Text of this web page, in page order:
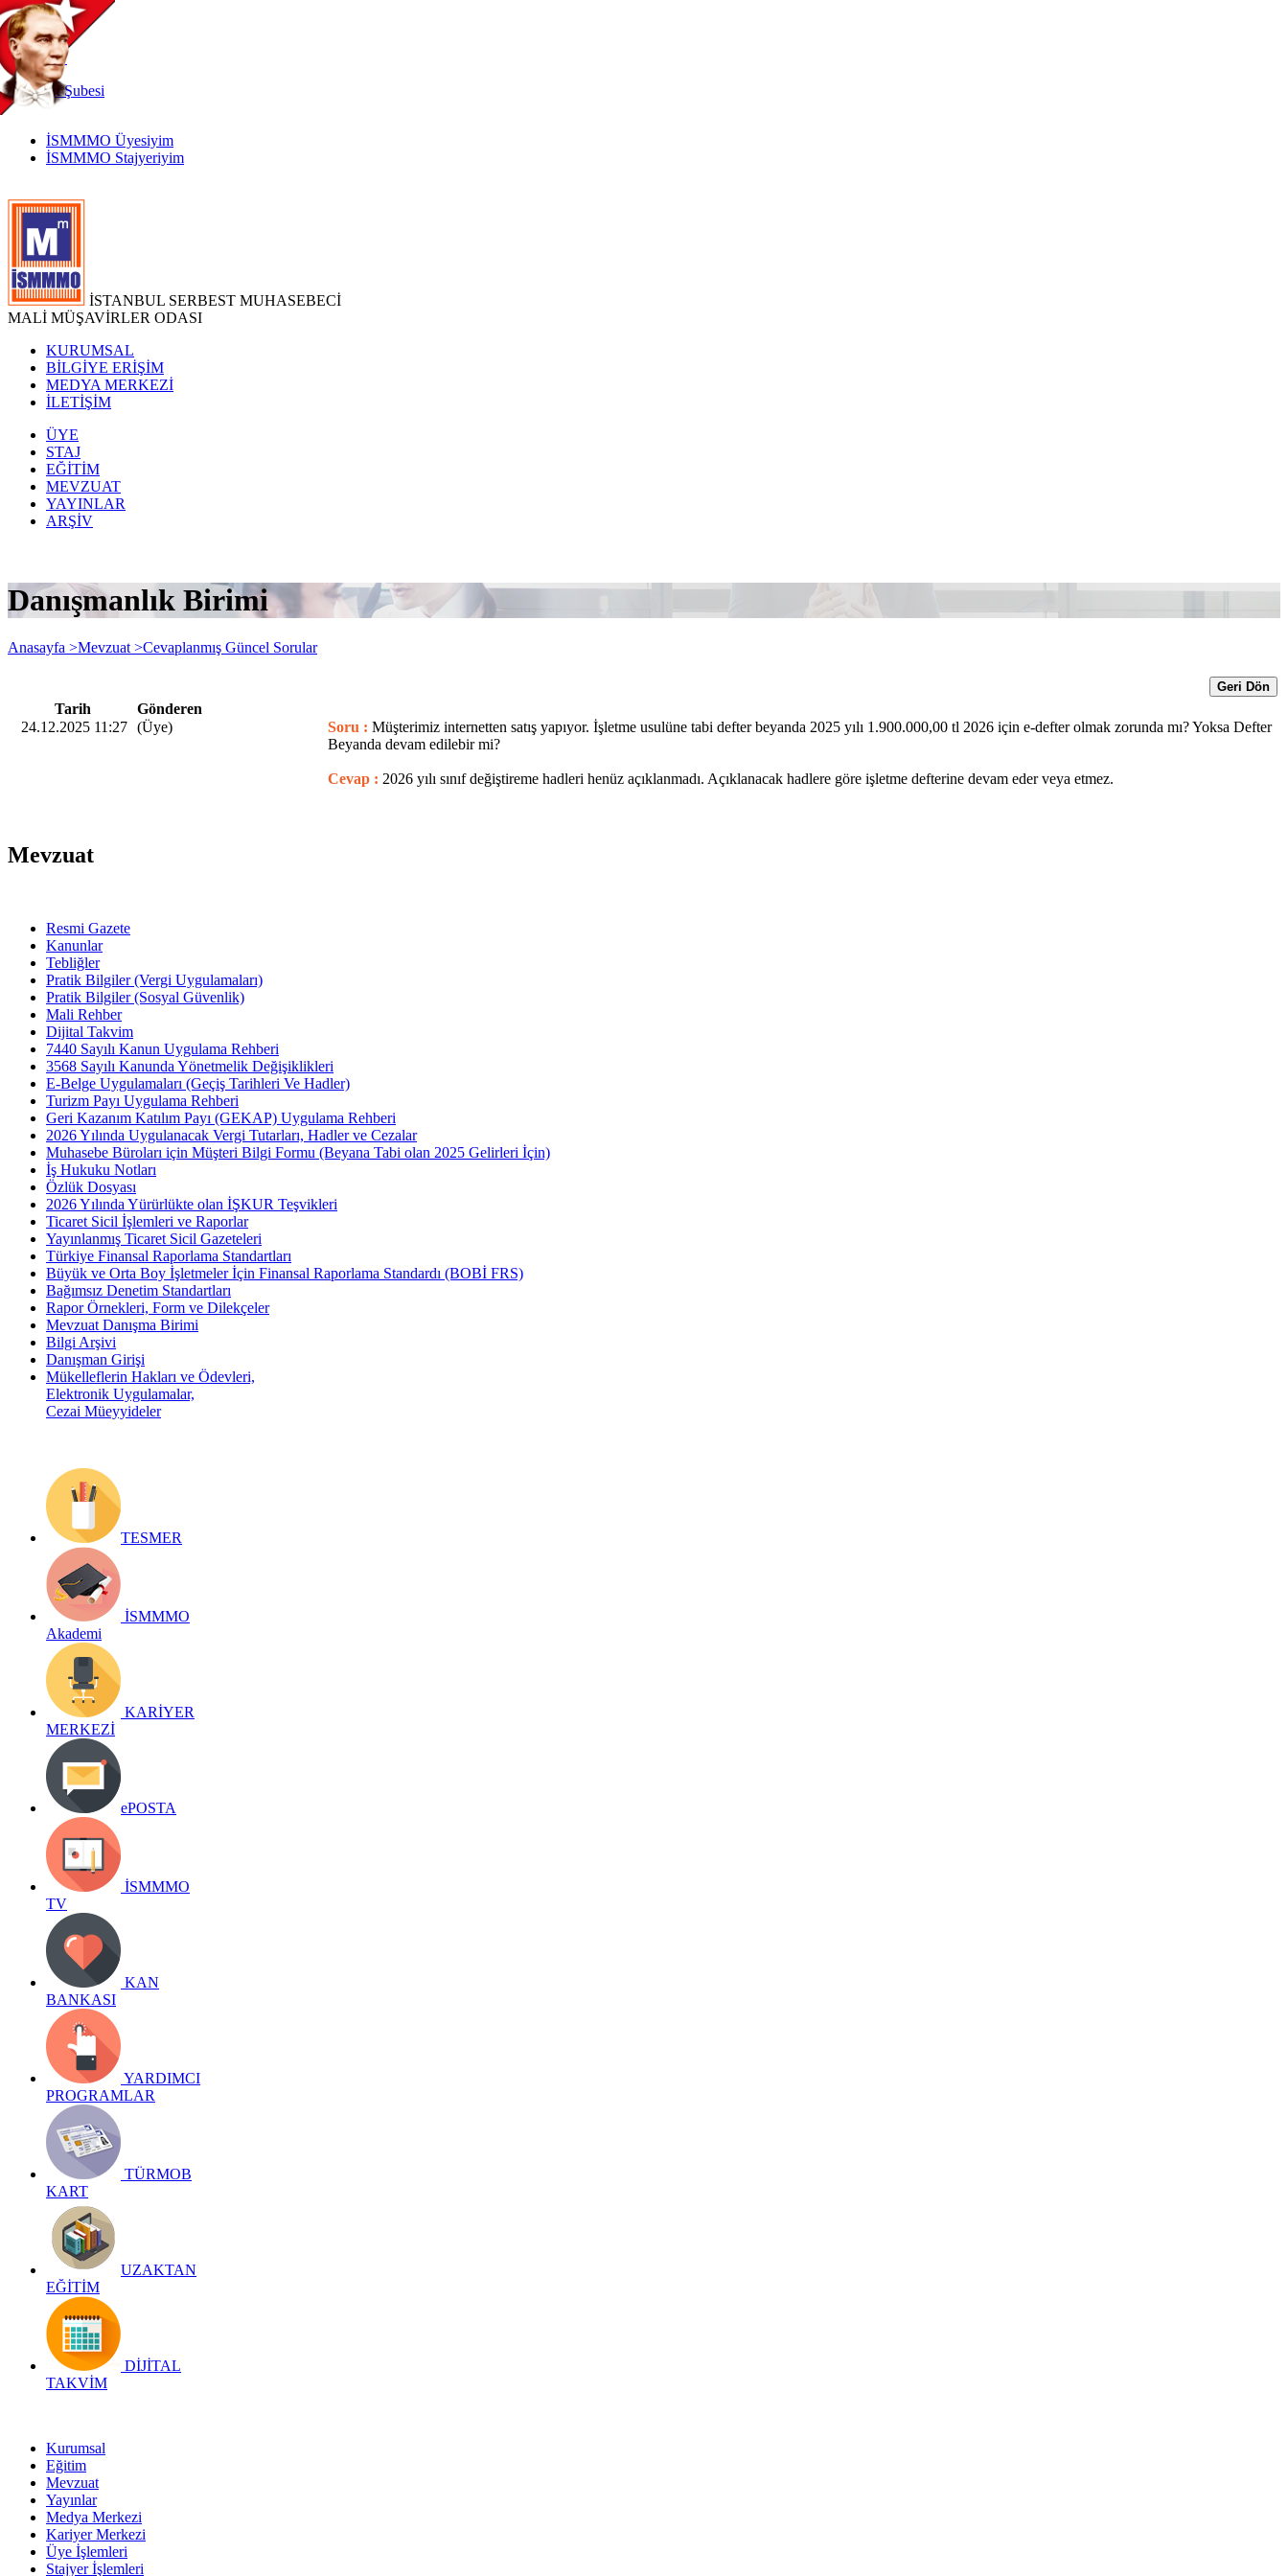
TR
|
EN
İnternetŞubesi
İSMMMO Üyesiyim
İSMMMO Stajyeriyim
İSTANBUL SERBEST MUHASEBECİ
MALİ MÜŞAVİRLER ODASI
KURUMSAL
BİLGİYE ERİŞİM
MEDYA MERKEZİ
İLETİŞİM
ÜYE
STAJ
EĞİTİM
MEVZUAT
YAYINLAR
ARŞİV
Danışmanlık Birimi
Anasayfa >Mevzuat >Cevaplanmış Güncel Sorular
Geri Dön
Tarih
Gönderen
24.12.2025 11:27 (Üye) Soru : Müşterimiz internetten satış yapıyor. İşletme usulüne tabi defter beyanda 2025 yılı 1.900.000,00 tl 2026 için e-defter olmak zorunda mı? Yoksa Defter
Beyanda devam edilebir mi?
Cevap : 2026 yılı sınıf değiştireme hadleri henüz açıklanmadı. Açıklanacak hadlere göre işletme defterine devam eder veya etmez.
Mevzuat
Resmi Gazete
Kanunlar
Tebliğler
Pratik Bilgiler (Vergi Uygulamaları)
Pratik Bilgiler (Sosyal Güvenlik)
Mali Rehber
Dijital Takvim
7440 Sayılı Kanun Uygulama Rehberi
3568 Sayılı Kanunda Yönetmelik Değişiklikleri
E-Belge Uygulamaları (Geçiş Tarihleri Ve Hadler)
Turizm Payı Uygulama Rehberi
Geri Kazanım Katılım Payı (GEKAP) Uygulama Rehberi
2026 Yılında Uygulanacak Vergi Tutarları, Hadler ve Cezalar
Muhasebe Büroları için Müşteri Bilgi Formu (Beyana Tabi olan 2025 Gelirleri İçin)
İş Hukuku Notları
Özlük Dosyası
2026 Yılında Yürürlükte olan İŞKUR Teşvikleri
Ticaret Sicil İşlemleri ve Raporlar
Yayınlanmış Ticaret Sicil Gazeteleri
Türkiye Finansal Raporlama Standartları
Büyük ve Orta Boy İşletmeler İçin Finansal Raporlama Standardı (BOBİ FRS)
Bağımsız Denetim Standartları
Rapor Örnekleri, Form ve Dilekçeler
Mevzuat Danışma Birimi
Bilgi Arşivi
Danışman Girişi
Mükelleflerin Hakları ve Ödevleri,
Elektronik Uygulamalar,
Cezai Müeyyideler
TESMER
İSMMMO
Akademi
KARİYER
MERKEZİ
ePOSTA
İSMMMO
TV
KAN
BANKASI
YARDIMCI
PROGRAMLAR
TÜRMOB
KART
UZAKTAN
EĞİTİM
DİJİTAL
TAKVİM
Kurumsal
Eğitim
Mevzuat
Yayınlar
Medya Merkezi
Kariyer Merkezi
Üye İşlemleri
Stajyer İşlemleri